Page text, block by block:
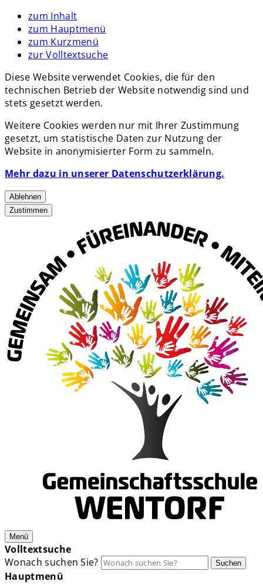
zum Inhalt
zum Hauptmenü
zum Kurzmenü
zur Volltextsuche
Diese Website verwendet Cookies, die für den
technischen Betrieb der Website notwendig sind und
stets gesetzt werden.
Weitere Cookies werden nur mit Ihrer Zustimmung
gesetzt, um statistische Daten zur Nutzung der
Website in anonymisierter Form zu sammeln.
Mehr dazu in unserer Datenschutzerklärung.
Ablehnen
Zustimmen
Menü
Volltextsuche
Wonach suchen Sie?
Suchen
Hauptmenü